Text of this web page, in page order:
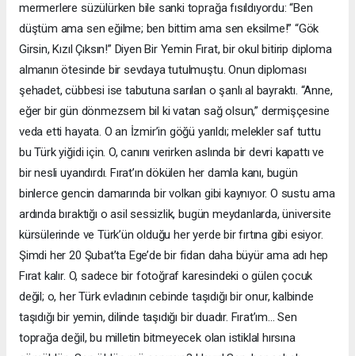
mermerlere süzülürken bile sanki toprağa fısıldıyordu: “Ben
düştüm ama sen eğilme; ben bittim ama sen eksilme!” “Gök
Girsin, Kızıl Çıksın!” Diyen Bir Yemin Fırat, bir okul bitirip diploma
almanın ötesinde bir sevdaya tutulmuştu. Onun diploması
şehadet, cübbesi ise tabutuna sarılan o şanlı al bayraktı. “Anne,
eğer bir gün dönmezsem bil ki vatan sağ olsun,” dermişçesine
veda etti hayata. O an İzmir’in göğü yarıldı; melekler saf tuttu
bu Türk yiğidi için. O, canını verirken aslında bir devri kapattı ve
bir nesli uyandırdı. Fırat’ın dökülen her damla kanı, bugün
binlerce gencin damarında bir volkan gibi kaynıyor. O sustu ama
ardında bıraktığı o asil sessizlik, bugün meydanlarda, üniversite
kürsülerinde ve Türk’ün olduğu her yerde bir fırtına gibi esiyor.
Şimdi her 20 Şubat’ta Ege’de bir fidan daha büyür ama adı hep
Fırat kalır. O, sadece bir fotoğraf karesindeki o gülen çocuk
değil; o, her Türk evladının cebinde taşıdığı bir onur, kalbinde
taşıdığı bir yemin, dilinde taşıdığı bir duadır. Fırat’ım... Sen
toprağa değil, bu milletin bitmeyecek olan istiklal hırsına